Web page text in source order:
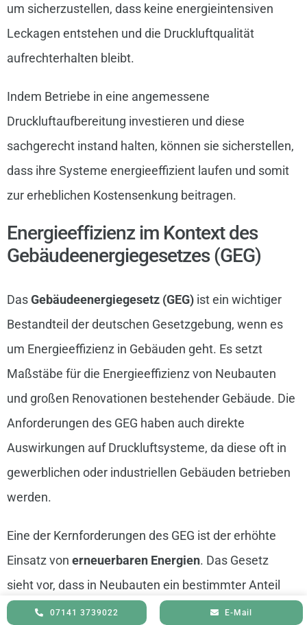
um sicherzustellen, dass keine energieintensiven
Leckagen entstehen und die Druckluftqualität
aufrechterhalten bleibt.
Indem Betriebe in eine angemessene
Druckluftaufbereitung investieren und diese
sachgerecht instand halten, können sie sicherstellen,
dass ihre Systeme energieeffizient laufen und somit
zur erheblichen Kostensenkung beitragen.
Energieeffizienz im Kontext des
Gebäudeenergiegesetzes (GEG)
DasGebäudeenergiegesetz (GEG)ist ein wichtiger
Bestandteil der deutschen Gesetzgebung, wenn es
um Energieeffizienz in Gebäuden geht. Es setzt
Maßstäbe für die Energieeffizienz von Neubauten
und großen Renovationen bestehender Gebäude. Die
Anforderungen des GEG haben auch direkte
Auswirkungen auf Druckluftsysteme, da diese oft in
gewerblichen oder industriellen Gebäuden betrieben
werden.
Eine der Kernforderungen des GEG ist der erhöhte
Einsatz von erneuerbaren Energien. Das Gesetz
sieht vor, dass in Neubauten ein bestimmter Anteil
der Wärmeversorgung durch erneuerbare Quellen
07141 3739022 E-Mail